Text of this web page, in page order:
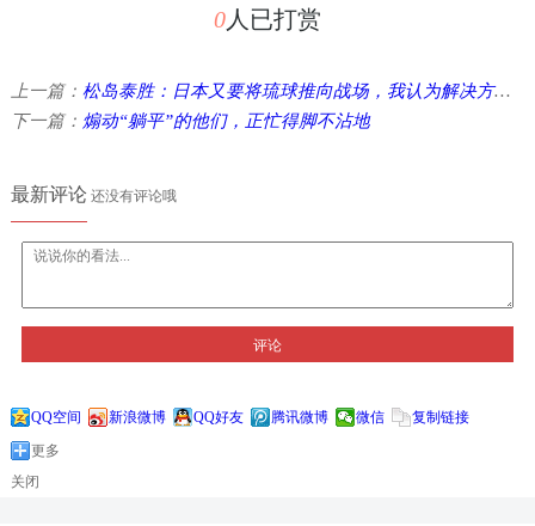
0人已打赏
上一篇： 松岛泰胜：日本又要将琉球推向战场，我认为解决方法只有一个 ...
下一篇： 煽动“躺平”的他们，正忙得脚不沾地
最新评论还没有评论哦
评论
QQ空间 新浪微博 QQ好友 腾讯微博 微信
复制链接
更多
关闭